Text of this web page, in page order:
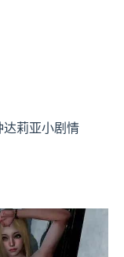
莉亚小剧情